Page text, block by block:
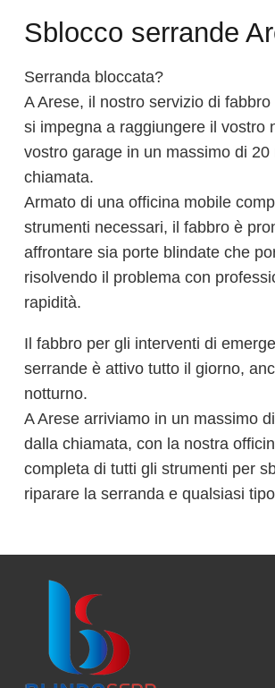
Sblocco serrande
Serranda bloccata?
A Arese, il nostro servizio di
si impegna a raggiungere il vostro
vostro garage in un massimo di 20
chiamata.
Armato di una officina mobile
strumenti necessari, il fabbro è
affrontare sia porte blindate che
risolvendo il problema con
rapidità.
Il fabbro per gli interventi di
serrande è attivo tutto il giorno,
notturno.
A Arese arriviamo in un massimo
dalla chiamata, con la nostra
completa di tutti gli strumenti per
riparare la serranda e qualsiasi